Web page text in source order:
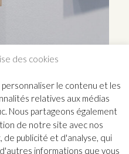
des cookies
le contenu et les
relatives aux médias
Nous partageons également
de notre site avec nos
de publicité et d'analyse, qui
informations que vous